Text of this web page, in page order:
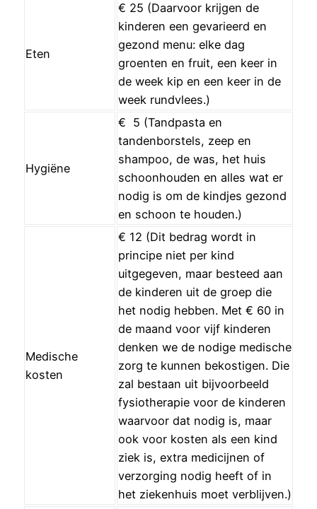
Eten
€ 25 (Daarvoor krijgen de
kinderen een gevarieerd en
gezond menu: elke dag
groenten en fruit, een keer in
de week kip en een keer in de
week rundvlees.)
Hygiëne
€ 5 (Tandpasta en
tandenborstels, zeep en
shampoo, de was, het huis
schoonhouden en alles wat er
nodig is om de kindjes gezond
en schoon te houden.)
Medische
kosten
€ 12 (Dit bedrag wordt in
principe niet per kind
uitgegeven, maar besteed aan
de kinderen uit de groep die
het nodig hebben. Met € 60 in
de maand voor vijf kinderen
denken we de nodige medische
zorg te kunnen bekostigen. Die
zal bestaan uit bijvoorbeeld
fysiotherapie voor de kinderen
waarvoor dat nodig is, maar
ook voor kosten als een kind
ziek is, extra medicijnen of
verzorging nodig heeft of in
het ziekenhuis moet verblijven.)